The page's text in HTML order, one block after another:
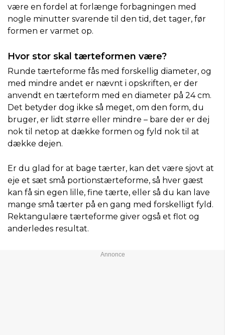
være en fordel at forlænge forbagningen med
nogle minutter svarende til den tid, det tager, før
formen er varmet op.
Hvor stor skal tærteformen være?
Runde tærteforme fås med forskellig diameter, og
med mindre andet er nævnt i opskriften, er der
anvendt en tærteform med en diameter på 24 cm.
Det betyder dog ikke så meget, om den form, du
bruger, er lidt større eller mindre – bare der er dej
nok til netop at dække formen og fyld nok til at
dække dejen.
Er du glad for at bage tærter, kan det være sjovt at
eje et sæt små portionstærteforme, så hver gæst
kan få sin egen lille, fine tærte, eller så du kan lave
mange små tærter på en gang med forskelligt fyld.
Rektangulære tærteforme giver også et flot og
anderledes resultat.